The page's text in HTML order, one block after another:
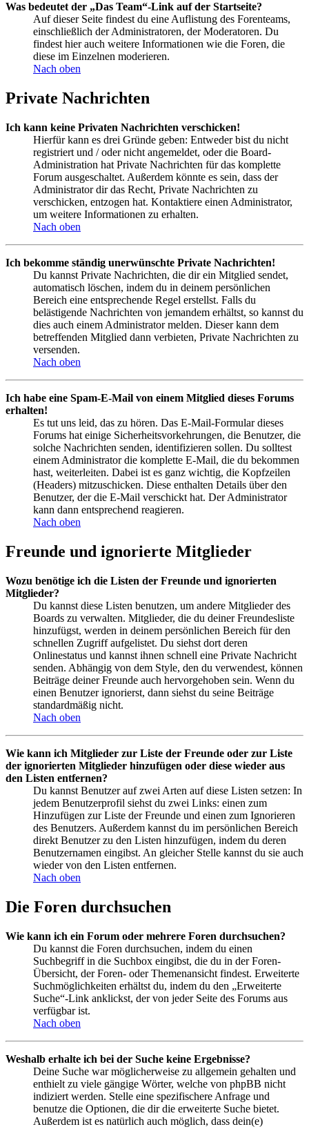
Was bedeutet der „Das Team“-Link auf der Startseite?
Auf dieser Seite findest du eine Auflistung des Forenteams,
einschließlich der Administratoren, der Moderatoren. Du
findest hier auch weitere Informationen wie die Foren, die
diese im Einzelnen moderieren.
Nach oben
Private Nachrichten
Ich kann keine Privaten Nachrichten verschicken!
Hierfür kann es drei Gründe geben: Entweder bist du nicht
registriert und / oder nicht angemeldet, oder die Board-
Administration hat Private Nachrichten für das komplette
Forum ausgeschaltet. Außerdem könnte es sein, dass der
Administrator dir das Recht, Private Nachrichten zu
verschicken, entzogen hat. Kontaktiere einen Administrator,
um weitere Informationen zu erhalten.
Nach oben
Ich bekomme ständig unerwünschte Private Nachrichten!
Du kannst Private Nachrichten, die dir ein Mitglied sendet,
automatisch löschen, indem du in deinem persönlichen
Bereich eine entsprechende Regel erstellst. Falls du
belästigende Nachrichten von jemandem erhältst, so kannst du
dies auch einem Administrator melden. Dieser kann dem
betreffenden Mitglied dann verbieten, Private Nachrichten zu
versenden.
Nach oben
Ich habe eine Spam-E-Mail von einem Mitglied dieses Forums
erhalten!
Es tut uns leid, das zu hören. Das E-Mail-Formular dieses
Forums hat einige Sicherheitsvorkehrungen, die Benutzer, die
solche Nachrichten senden, identifizieren sollen. Du solltest
einem Administrator die komplette E-Mail, die du bekommen
hast, weiterleiten. Dabei ist es ganz wichtig, die Kopfzeilen
(Headers) mitzuschicken. Diese enthalten Details über den
Benutzer, der die E-Mail verschickt hat. Der Administrator
kann dann entsprechend reagieren.
Nach oben
Freunde und ignorierte Mitglieder
Wozu benötige ich die Listen der Freunde und ignorierten
Mitglieder?
Du kannst diese Listen benutzen, um andere Mitglieder des
Boards zu verwalten. Mitglieder, die du deiner Freundesliste
hinzufügst, werden in deinem persönlichen Bereich für den
schnellen Zugriff aufgelistet. Du siehst dort deren
Onlinestatus und kannst ihnen schnell eine Private Nachricht
senden. Abhängig von dem Style, den du verwendest, können
Beiträge deiner Freunde auch hervorgehoben sein. Wenn du
einen Benutzer ignorierst, dann siehst du seine Beiträge
standardmäßig nicht.
Nach oben
Wie kann ich Mitglieder zur Liste der Freunde oder zur Liste
der ignorierten Mitglieder hinzufügen oder diese wieder aus
den Listen entfernen?
Du kannst Benutzer auf zwei Arten auf diese Listen setzen: In
jedem Benutzerprofil siehst du zwei Links: einen zum
Hinzufügen zur Liste der Freunde und einen zum Ignorieren
des Benutzers. Außerdem kannst du im persönlichen Bereich
direkt Benutzer zu den Listen hinzufügen, indem du deren
Benutzernamen eingibst. An gleicher Stelle kannst du sie auch
wieder von den Listen entfernen.
Nach oben
Die Foren durchsuchen
Wie kann ich ein Forum oder mehrere Foren durchsuchen?
Du kannst die Foren durchsuchen, indem du einen
Suchbegriff in die Suchbox eingibst, die du in der Foren-
Übersicht, der Foren- oder Themenansicht findest. Erweiterte
Suchmöglichkeiten erhältst du, indem du den „Erweiterte
Suche“-Link anklickst, der von jeder Seite des Forums aus
verfügbar ist.
Nach oben
Weshalb erhalte ich bei der Suche keine Ergebnisse?
Deine Suche war möglicherweise zu allgemein gehalten und
enthielt zu viele gängige Wörter, welche von phpBB nicht
indiziert werden. Stelle eine spezifischere Anfrage und
benutze die Optionen, die dir die erweiterte Suche bietet.
Außerdem ist es natürlich auch möglich, dass dein(e)